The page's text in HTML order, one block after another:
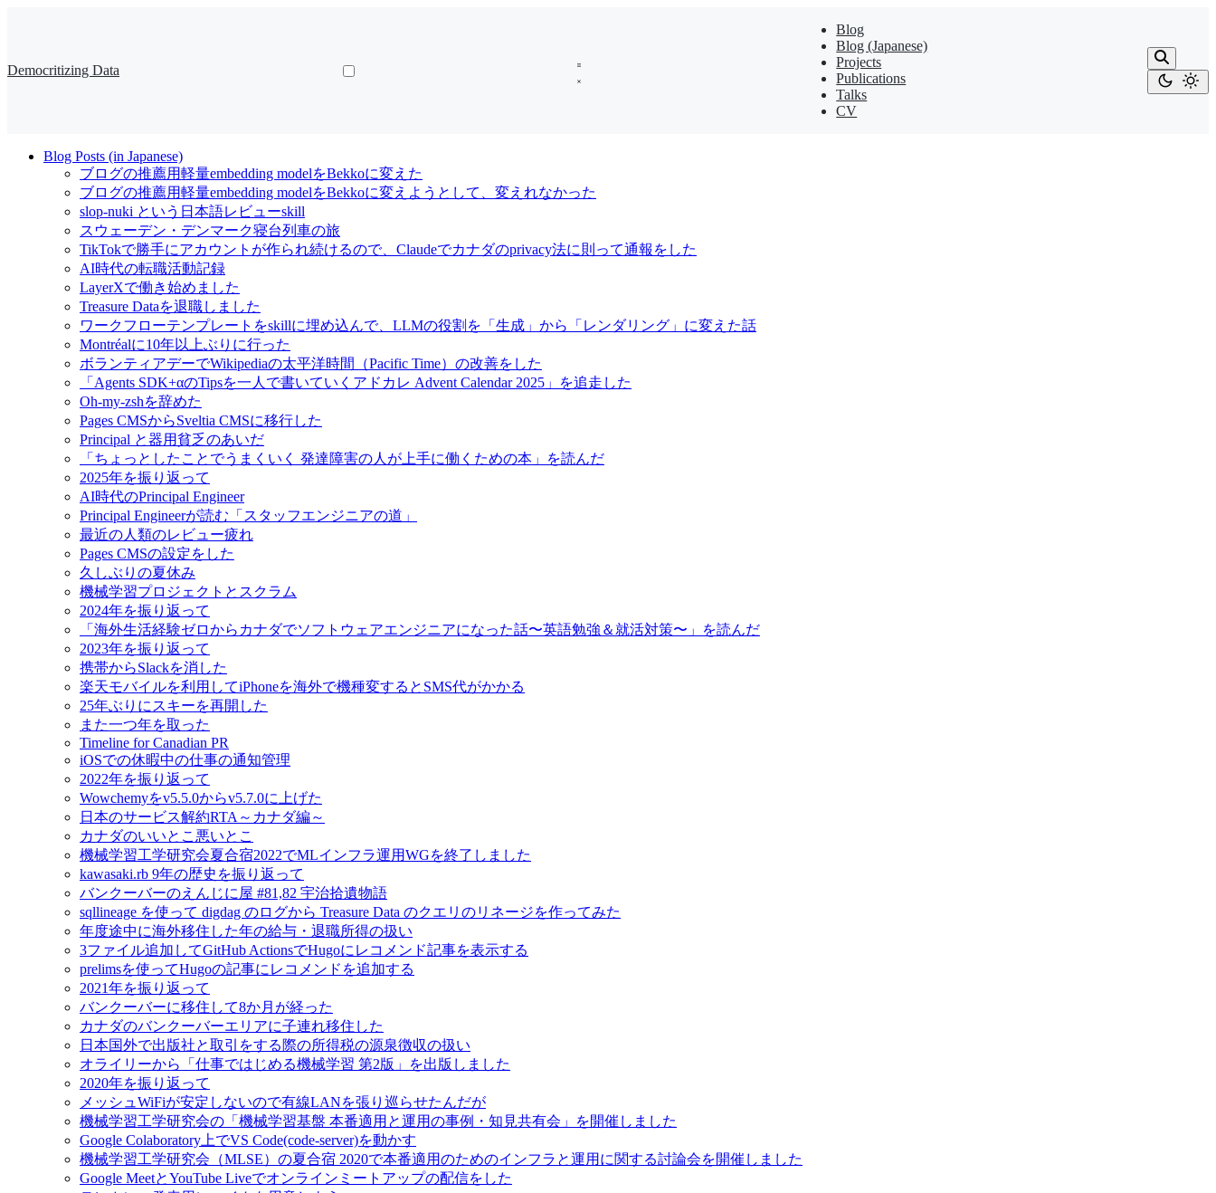
Democritizing Data
Blog
Blog (Japanese)
Projects
Publications
Talks
CV
Blog Posts (in Japanese)
ブログの推薦用軽量embedding modelをBekkoに変えた
ブログの推薦用軽量embedding modelをBekkoに変えようとして、変えれなかった
slop-nuki という日本語レビューskill
スウェーデン・デンマーク寝台列車の旅
TikTokで勝手にアカウントが作られ続けるので、Claudeでカナダのprivacy法に則って通報をした
AI時代の転職活動記録
LayerXで働き始めました
Treasure Dataを退職しました
ワークフローテンプレートをskillに埋め込んで、LLMの役割を「生成」から「レンダリング」に変えた話
Montréalに10年以上ぶりに行った
ボランティアデーでWikipediaの太平洋時間（Pacific Time）の改善をした
「Agents SDK+αのTipsを一人で書いていくアドカレ Advent Calendar 2025」を追走した
Oh-my-zshを辞めた
Pages CMSからSveltia CMSに移行した
Principal と器用貧乏のあいだ
「ちょっとしたことでうまくいく 発達障害の人が上手に働くための本」を読んだ
2025年を振り返って
AI時代のPrincipal Engineer
Principal Engineerが読む「スタッフエンジニアの道」
最近の人類のレビュー疲れ
Pages CMSの設定をした
久しぶりの夏休み
機械学習プロジェクトとスクラム
2024年を振り返って
「海外生活経験ゼロからカナダでソフトウェアエンジニアになった話〜英語勉強＆就活対策〜」を読んだ
2023年を振り返って
携帯からSlackを消した
楽天モバイルを利用してiPhoneを海外で機種変するとSMS代がかかる
25年ぶりにスキーを再開した
また一つ年を取った
Timeline for Canadian PR
iOSでの休暇中の仕事の通知管理
2022年を振り返って
Wowchemyをv5.5.0からv5.7.0に上げた
日本のサービス解約RTA～カナダ編～
カナダのいいとこ悪いとこ
機械学習工学研究会夏合宿2022でMLインフラ運用WGを終了しました
kawasaki.rb 9年の歴史を振り返って
バンクーバーのえんじに屋 #81,82 宇治拾遺物語
sqllineage を使って digdag のログから Treasure Data のクエリのリネージを作ってみた
年度途中に海外移住した年の給与・退職所得の扱い
3ファイル追加してGitHub ActionsでHugoにレコメンド記事を表示する
prelimsを使ってHugoの記事にレコメンドを追加する
2021年を振り返って
バンクーバーに移住して8か月が経った
カナダのバンクーバーエリアに子連れ移住した
日本国外で出版社と取引をする際の所得税の源泉徴収の扱い
オライリーから「仕事ではじめる機械学習 第2版」を出版しました
2020年を振り返って
メッシュWiFiが安定しないので有線LANを張り巡らせたんだが
機械学習工学研究会の「機械学習基盤 本番適用と運用の事例・知見共有会」を開催しました
Google Colaboratory上でVS Code(code-server)を動かす
機械学習工学研究会（MLSE）の夏合宿 2020で本番適用のためのインフラと運用に関する討論会を開催しました
Google MeetとYouTube Liveでオンラインミートアップの配信をした